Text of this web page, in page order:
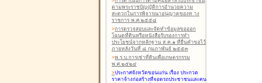
ตามพระราชบัญญัติการอำนวยความ
สะดวกในการพิจารณาอนุญาตของท าง
ราชการ พ.ศ.๒๕๕๘
>การตรวจสอบและจัดทำข้อมูลขอออก
โฉนดที่ดินหรือหนังสือรับรองการทำ
ประโยชน์จากหลักฐาน ส.ค.๑ ที่ยื่นคำขอไว้
ภายหลังวันที่ ๘ กุมภาพันธ์ ๒๕๕๓
>พ.ร.บ.การเช่าที่ดินเพื่อเกษตรกรรม
พ.ศ.๒๕๒๔
>ประกาศจังหวัดขอนแก่น เรื่อง ประกวด
ราคาจ้างก่อสร้างที่จอดรถประชาชนและคน